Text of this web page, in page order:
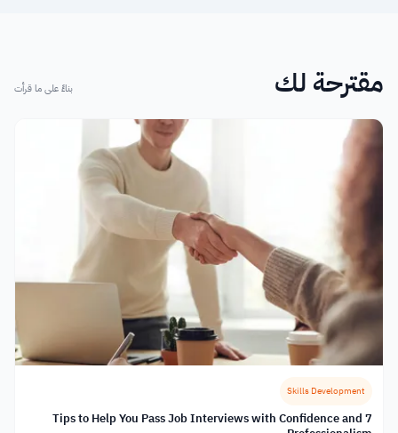
مقترحة لك بناءً على ما قرأت
Skills Development
7 Tips to Help You Pass Job Interviews with Confidence and